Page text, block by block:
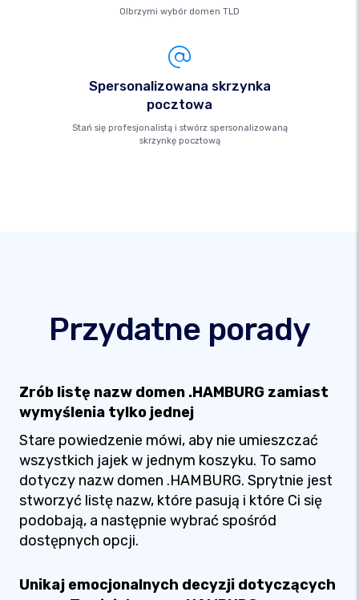
Olbrzymi wybór domen TLD
Spersonalizowana skrzynka
pocztowa
Stań się profesjonalistą i stwórz spersonalizowaną
skrzynkę pocztową
Przydatne porady
Zrób listę nazw domen .HAMBURG zamiast
wymyślenia tylko jednej
Stare powiedzenie mówi, aby nie umieszczać
wszystkich jajek w jednym koszyku. To samo
dotyczy nazw domen .HAMBURG. Sprytnie jest
stworzyć listę nazw, które pasują i które Ci się
podobają, a następnie wybrać spośród
dostępnych opcji.
Unikaj emocjonalnych decyzji dotyczących